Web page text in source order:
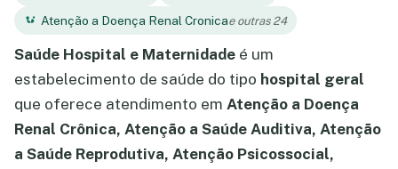
Atenção a Doença Renal Cronicae outras 24
Saúde Hospital e Maternidade é um
estabelecimento de saúde do tipo hospital geral
que oferece atendimento em Atenção a Doença
Renal Crônica, Atenção a Saúde Auditiva, Atenção
a Saúde Reprodutiva, Atenção Psicossocial,